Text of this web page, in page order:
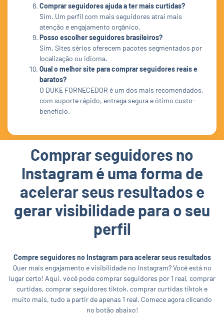
Comprar seguidores ajuda a ter mais curtidas?
Sim. Um perfil com mais seguidores atrai mais
atenção e engajamento orgânico.
Posso escolher seguidores brasileiros?
Sim. Sites sérios oferecem pacotes segmentados por
localização ou idioma.
Qual o melhor site para comprar seguidores reais e
baratos?
O DUKE FORNECEDOR é um dos mais recomendados,
com suporte rápido, entrega segura e ótimo custo-
benefício.
Comprar seguidores no
Instagram é uma forma de
acelerar seus resultados e
gerar visibilidade para o seu
perfil
Compre seguidores no Instagram para acelerar seus resultados
Quer mais engajamento e visibilidade no Instagram? Você está no
lugar certo! Aqui, você pode comprar seguidores por 1 real, comprar
curtidas, comprar seguidores tiktok, comprar curtidas tiktok e
muito mais, tudo a partir de apenas 1 real. Comece agora clicando
no botão abaixo!